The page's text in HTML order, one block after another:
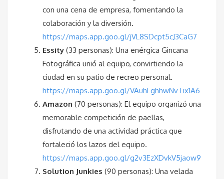
con una cena de empresa, fomentando la
colaboración y la diversión.
https://maps.app.goo.gl/jVL8SDcpt5cJ3CaG7
Essity (33 personas): Una enérgica Gincana
Fotográfica unió al equipo, convirtiendo la
ciudad en su patio de recreo personal.
https://maps.app.goo.gl/VAuhLghhwNvTix1A6
Amazon (70 personas): El equipo organizó una
memorable competición de paellas,
disfrutando de una actividad práctica que
fortaleció los lazos del equipo.
https://maps.app.goo.gl/g2v3EzXDvkV5jaow9
Solution Junkies (90 personas): Una velada